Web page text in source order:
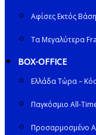
Αφίσες Εκτός
Τα Μεγαλύτερα
BOX-OFFICE
Ελλάδα Τώρα –
Παγκόσμιο All-
Προσαρμοσμένο